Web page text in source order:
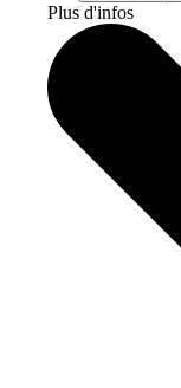
Plus d'infos